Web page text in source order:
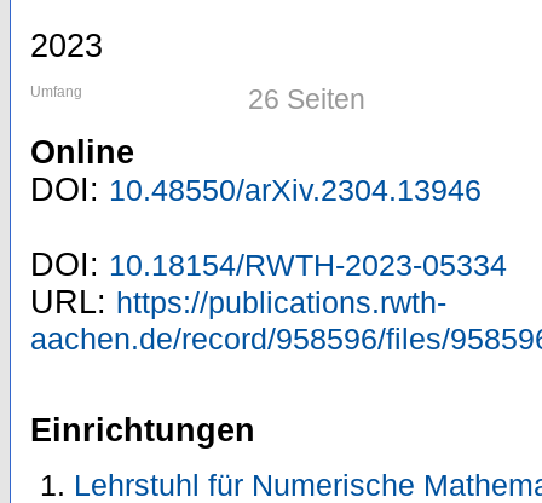
2023
Umfang 26 Seiten
Online
DOI: 10.48550/arXiv.2304.13946
DOI: 10.18154/RWTH-2023-05334
URL: https://publications.rwth-
aachen.de/record/958596/files/
Einrichtungen
Lehrstuhl für Numerische